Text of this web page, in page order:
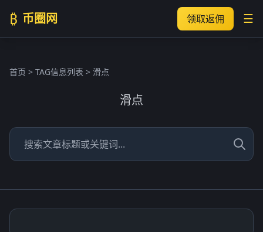
₿ 币圈网 领取返佣 ☰
首页 > TAG信息列表 > 滑点
滑点